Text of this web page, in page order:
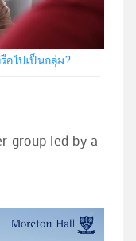
อไปเป็นกลุ่ม?
group led by a